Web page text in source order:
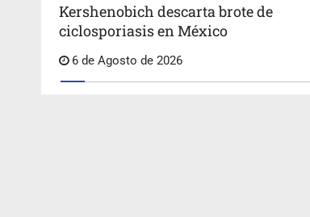
Kershenobich descarta brote de
ciclosporiasis en México
6 de Agosto de 2026